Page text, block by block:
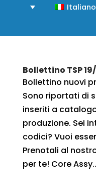
Italiano
Bollettino TSP
Bollettino nuovi
Sono riportati di
inseriti a
produzione. Sei
codici? Vuoi
Prenotali al
per te! Core